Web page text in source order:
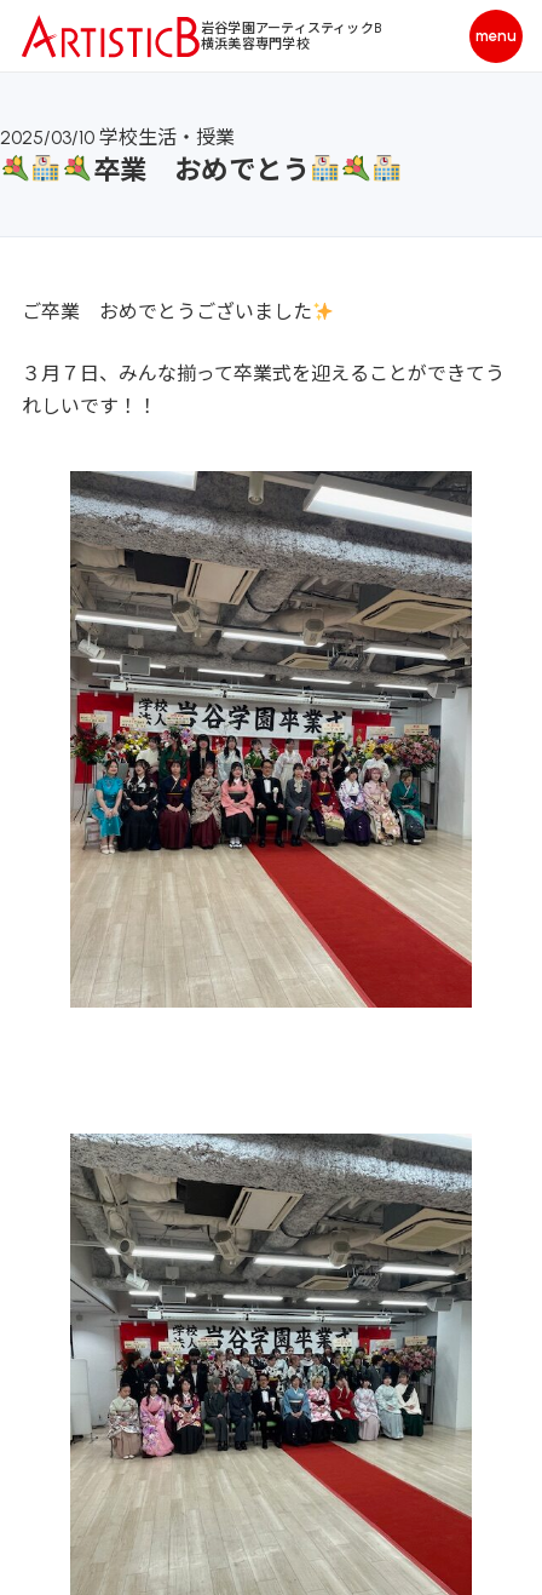
岩谷学園アーティスティックB
横浜美容専門学校
2025/03/10 学校生活・授業
卒業 おめでとう
ご卒業 おめでとうございました
３月７日、みんな揃って卒業式を迎えることができてう
れしいです！！